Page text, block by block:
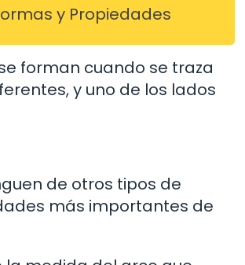
y Propiedades
forman cuando se traza
y uno de los lados
de otros tipos de
más importantes de